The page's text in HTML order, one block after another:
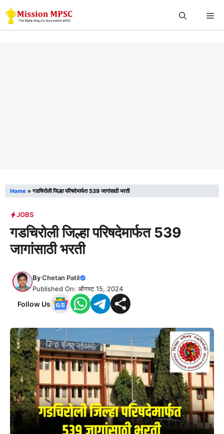
Skip
to
Home »गडचिरोली जिल्हा परिषदेमार्फत 539 जागांसाठी भरती
JOBS
गडचिरोली जिल्हा परिषदेमार्फत 539
जागांसाठी भरती
ByChetan Patil
Published On: ऑगस्ट 15, 2024
Follow Us